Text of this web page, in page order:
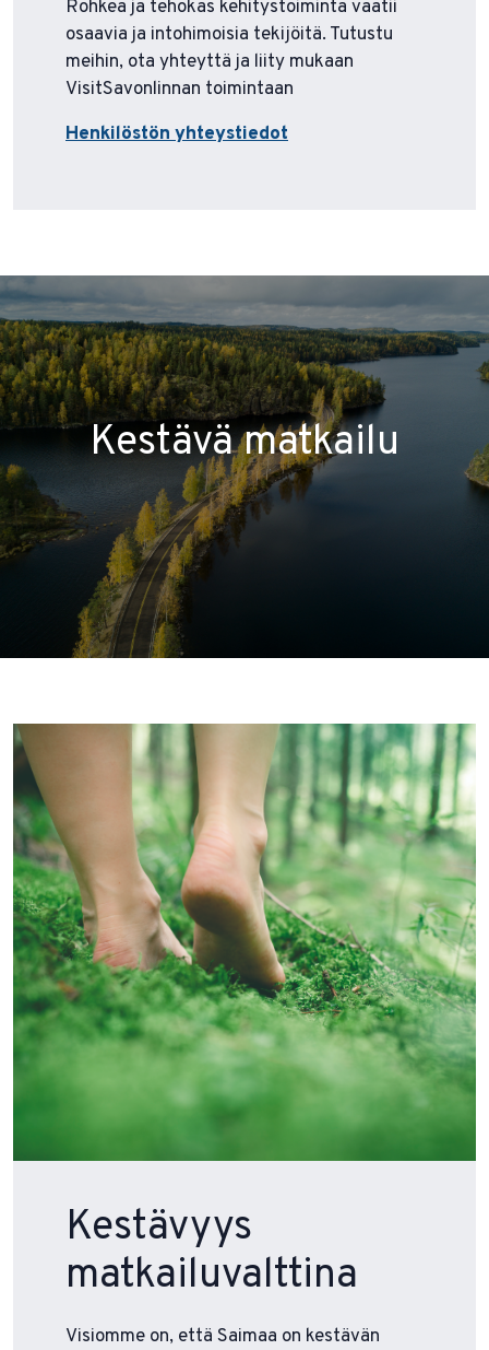
Rohkea ja tehokas kehitystoiminta vaatii
osaavia ja intohimoisia tekijöitä. Tutustu
meihin, ota yhteyttä ja liity mukaan
VisitSavonlinnan toimintaan
Henkilöstön yhteystiedot
Kestävä matkailu
Kestävyys
matkailuvalttina
Visiomme on, että Saimaa on kestävän